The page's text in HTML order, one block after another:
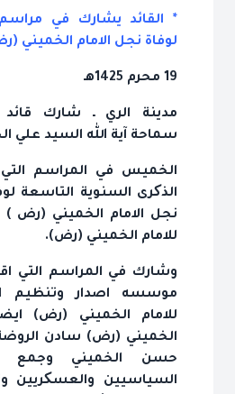
* القائد يشارك في مراسم
لوفاة نجل الامام الخميني
19 محرم 1425هـ
مدينة الري ـ شارك قائد
سماحة آية الله السيد علي
الخميس في المراسم
الذکرى السنوية التاسعة
نجل الامام الخميني (رض )
للامام الخميني (رض).
وشارك في المراسم التي
موسسه اصدار وتنظيم
للامام الخميني (رض)
الخميني (رض) سادن
حسن الخميني وجمع
السياسيين والعسکريين